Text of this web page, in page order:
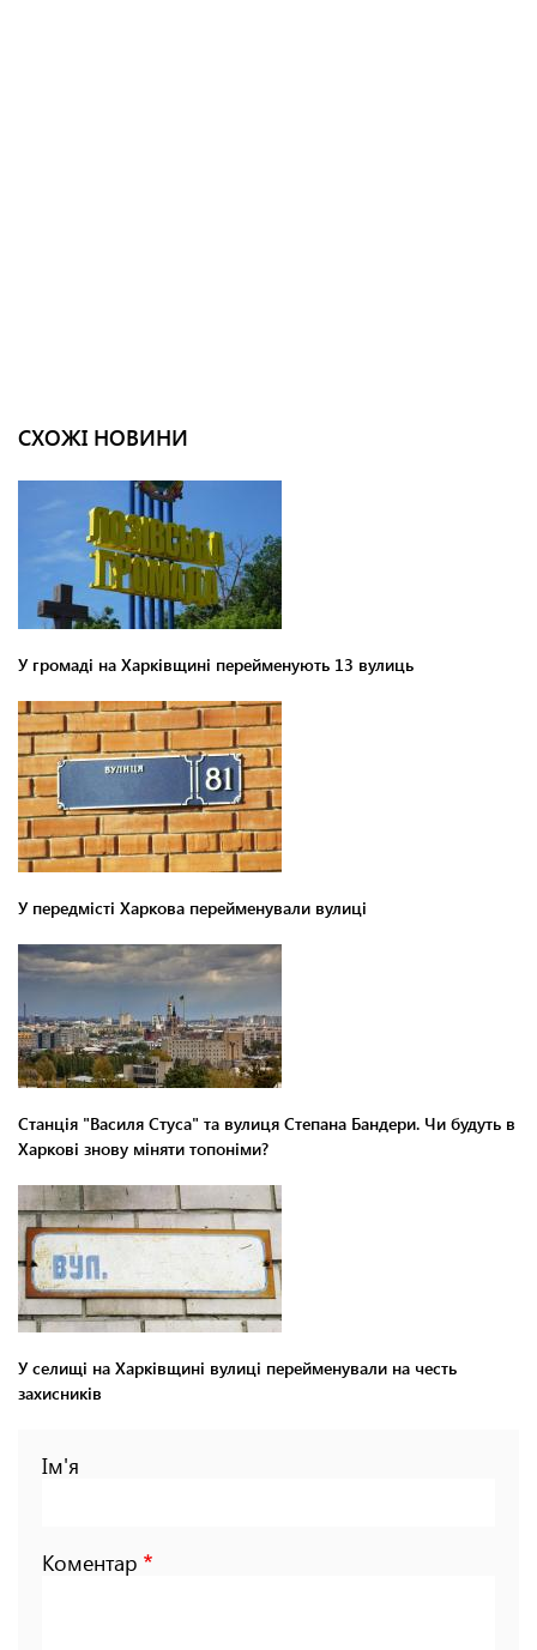
СХОЖІ НОВИНИ
У громаді на Харківщині перейменують 13 вулиць
У передмісті Харкова перейменували вулиці
Станція "Василя Стуса" та вулиця Степана Бандери. Чи будуть в
Харкові знову міняти топоніми?
У селищі на Харківщині вулиці перейменували на честь
захисників
Ім'я
Коментар